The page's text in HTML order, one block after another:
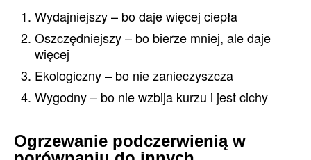
Wydajniejszy – bo daje więcej ciepła
Oszczędniejszy – bo bierze mniej, ale daje
więcej
Ekologiczny – bo nie zanieczyszcza
Wygodny – bo nie wzbija kurzu i jest cichy
Ogrzewanie podczerwienią w